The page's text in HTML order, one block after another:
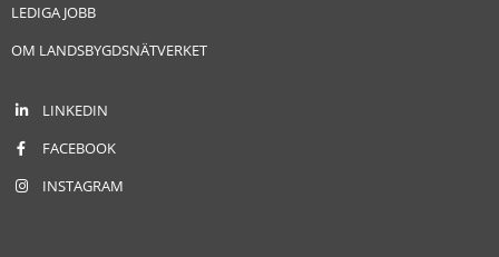
LEDIGA JOBB
OM LANDSBYGDSNÄTVERKET
LINKEDIN
FACEBOOK
INSTAGRAM